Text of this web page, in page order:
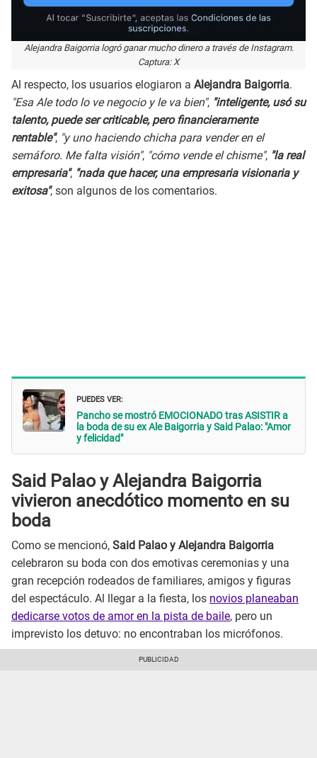
Alejandra Baigorria logró ganar mucho dinero a través de Instagram.
Captura: X
Al respecto, los usuarios elogiaron a Alejandra Baigorria.
"Esa Ale todo lo ve negocio y le va bien", "inteligente, usó su
talento, puede ser criticable, pero financieramente
rentable", "y uno haciendo chicha para vender en el
semáforo. Me falta visión", "cómo vende el chisme", "la real
empresaria", "nada que hacer, una empresaria visionaria y
exitosa", son algunos de los comentarios.
PUEDES VER:
Pancho se mostró EMOCIONADO tras ASISTIR a
la boda de su ex Ale Baigorria y Said Palao: "Amor
y felicidad"
Said Palao y Alejandra Baigorria
vivieron anecdótico momento en su
boda
Como se mencionó, Said Palao y Alejandra Baigorria
celebraron su boda con dos emotivas ceremonias y una
gran recepción rodeados de familiares, amigos y figuras
del espectáculo. Al llegar a la fiesta, los novios planeaban
dedicarse votos de amor en la pista de baile, pero un
imprevisto los detuvo: no encontraban los micrófonos.